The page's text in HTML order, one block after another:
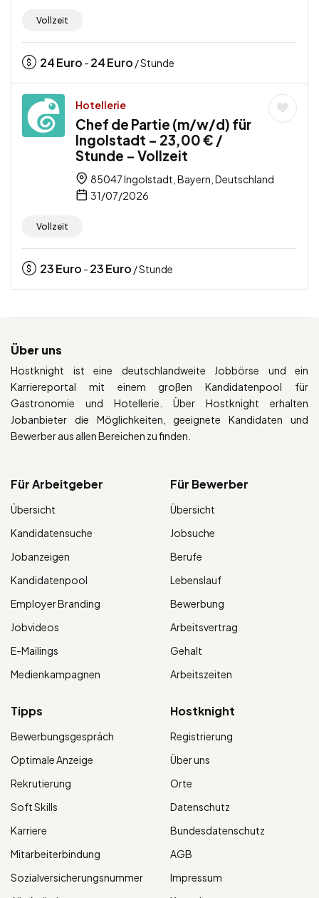
Vollzeit
24Euro - 24Euro / Stunde
Hotellerie
Chef de Partie (m/w/d) für
Ingolstadt – 23,00 € /
Stunde – Vollzeit
85047 Ingolstadt, Bayern, Deutschland
31/07/2026
Vollzeit
23Euro - 23Euro / Stunde
Über uns
Hostknight ist eine deutschlandweite Jobbörse und ein
Karriereportal mit einem großen Kandidatenpool für
Gastronomie und Hotellerie. Über Hostknight erhalten
Jobanbieter die Möglichkeiten, geeignete Kandidaten und
Bewerber aus allen Bereichen zu finden.
Für Arbeitgeber
Übersicht
Kandidatensuche
Jobanzeigen
Kandidatenpool
Employer Branding
Jobvideos
E-Mailings
Medienkampagnen
Für Bewerber
Übersicht
Jobsuche
Berufe
Lebenslauf
Bewerbung
Arbeitsvertrag
Gehalt
Arbeitszeiten
Tipps
Bewerbungsgespräch
Optimale Anzeige
Rekrutierung
Soft Skills
Karriere
Mitarbeiterbindung
Sozialversicherungsnummer
Hostknight
Registrierung
Über uns
Orte
Datenschutz
Bundesdatenschutz
AGB
Impressum